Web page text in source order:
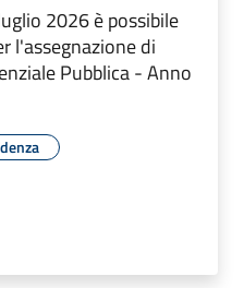
2026 è possibile
l'assegnazione di
Pubblica - Anno